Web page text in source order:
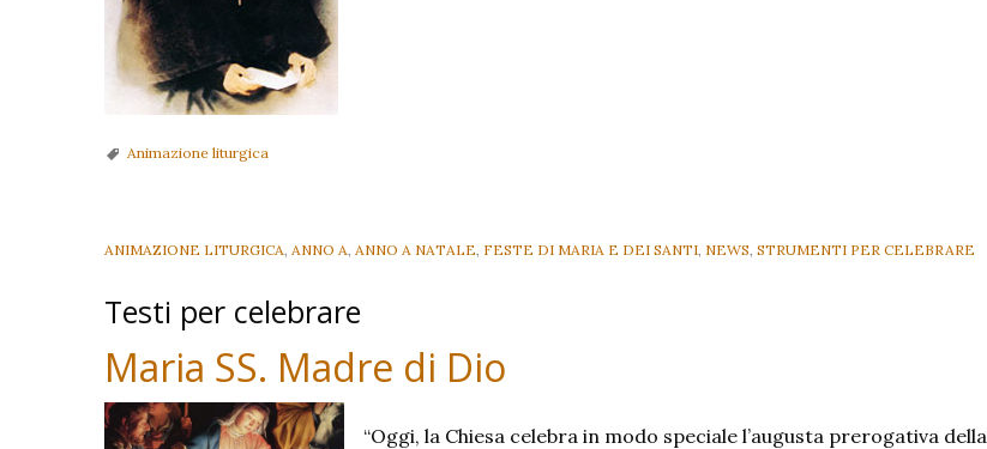
Animazione liturgica
ANIMAZIONE LITURGICA ANNO A ANNO A NATALE FESTE DI MARIA E DEI SANTI NEWS STRUMENTI PER CELEBRARE
Testi per celebrare
Maria SS. Madre di Dio
“Oggi, la Chiesa celebra in modo speciale l’augusta prerogativa della